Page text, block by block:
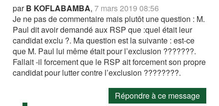
parB KOFLABAMBA,7 mars 2019 08:56
Je ne pas de commentaire mais plutôt une question : M.
Paul dit avoir demandé aux RSP que :quel était leur
candidat exclu ?. Ma question est la suivante : est-ce
que M. Paul lui même était pour l’exclusion ???????.
Fallait -il forcement que le RSP ait forcement son propre
candidat pour lutter contre l’exclusion ????????.
Répondre à ce message